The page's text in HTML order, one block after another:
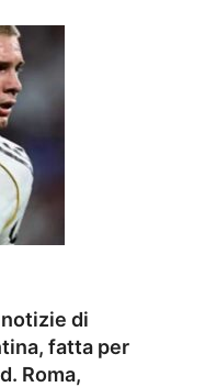
di
fatta per
Roma,